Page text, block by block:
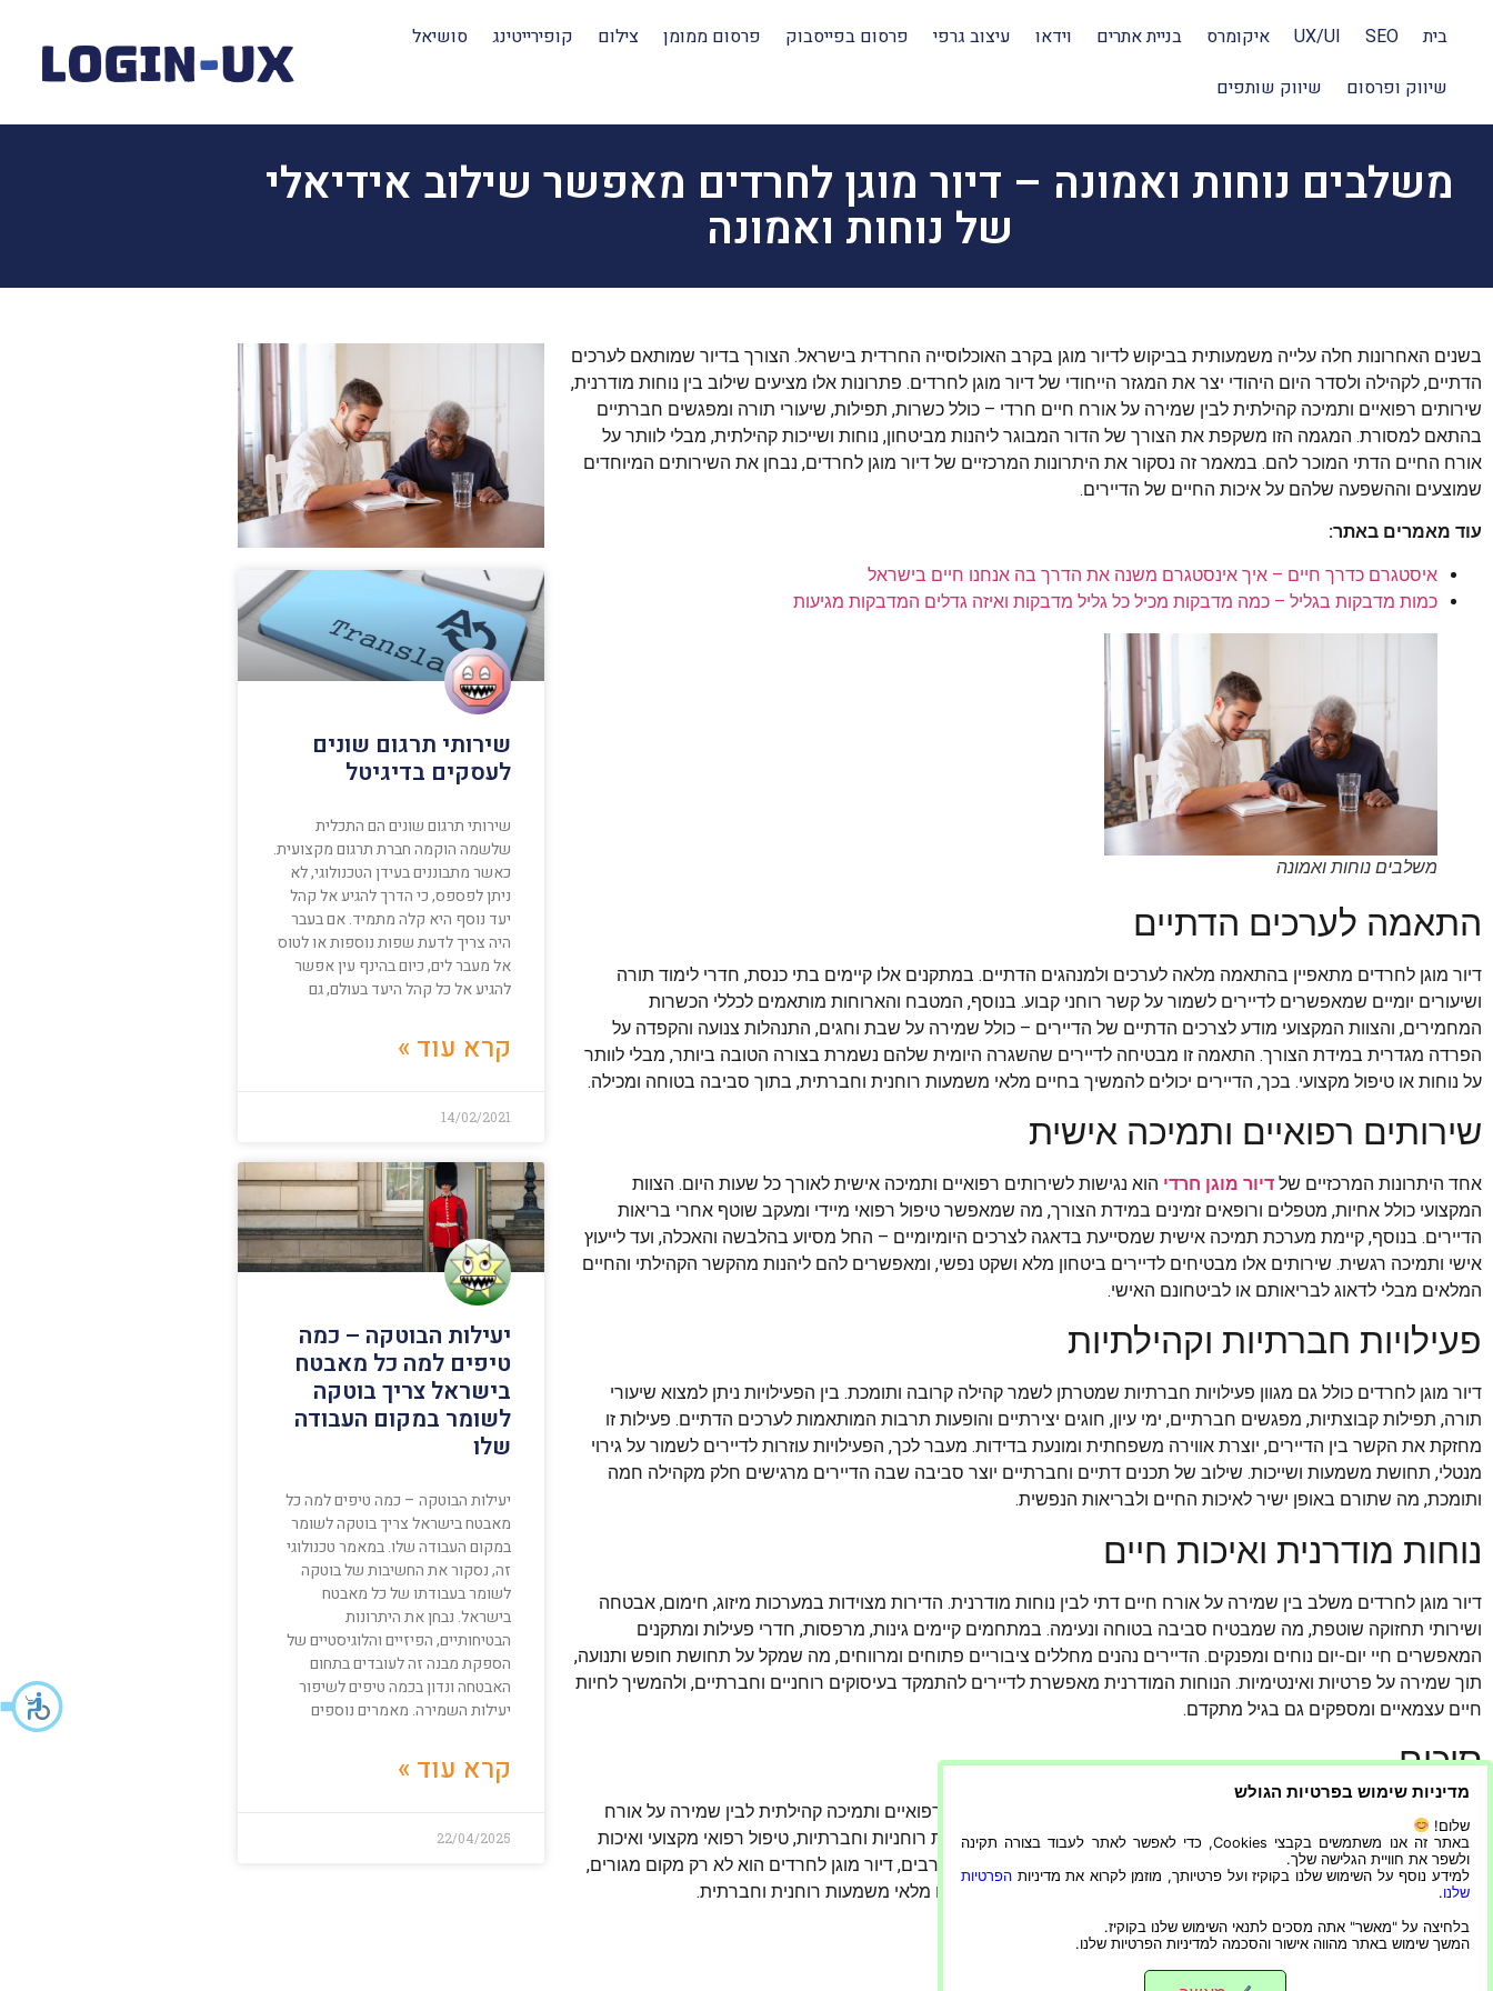
בית SEO
UX/UI איקומרס בניית אתרים וידאו עיצוב גרפי פרסום בפייסבוק פרסום ממומן צילום קופירייטינג
סושיאל
שיווק ופרסום
שיווק שותפים
משלבים נוחות ואמונה – דיור מוגן לחרדים מאפשר שילוב אידיאלי
של נוחות ואמונה
בשנים האחרונות חלה עלייה משמעותית בביקוש לדיור מוגן בקרב האוכלוסייה החרדית בישראל. הצורך בדיור שמותאם לערכים
הדתיים, לקהילה ולסדר היום היהודי יצר את המגזר הייחודי של דיור מוגן לחרדים. פתרונות אלו מציעים שילוב בין נוחות מודרנית,
שירותים רפואיים ותמיכה קהילתית לבין שמירה על אורח חיים חרדי – כולל כשרות, תפילות, שיעורי תורה ומפגשים חברתיים
בהתאם למסורת. המגמה הזו משקפת את הצורך של הדור המבוגר ליהנות מביטחון, נוחות ושייכות קהילתית, מבלי לוותר על
אורח החיים הדתי המוכר להם. במאמר זה נסקור את היתרונות המרכזיים של דיור מוגן לחרדים, נבחן את השירותים המיוחדים
שמוצעים וההשפעה שלהם על איכות החיים של הדיירים.
עוד מאמרים באתר:
איסטגרם כדרך חיים – איך אינסטגרם משנה את הדרך בה אנחנו חיים בישראל
כמות מדבקות בגליל – כמה מדבקות מכיל כל גליל מדבקות ואיזה גדלים המדבקות מגיעות
משלבים נוחות ואמונה
התאמה לערכים הדתיים
דיור מוגן לחרדים מתאפיין בהתאמה מלאה לערכים ולמנהגים הדתיים. במתקנים אלו קיימים בתי כנסת, חדרי לימוד תורה
ושיעורים יומיים שמאפשרים לדיירים לשמור על קשר רוחני קבוע. בנוסף, המטבח והארוחות מותאמים לכללי הכשרות
המחמירים, והצוות המקצועי מודע לצרכים הדתיים של הדיירים – כולל שמירה על שבת וחגים, התנהלות צנועה והקפדה על
הפרדה מגדרית במידת הצורך. התאמה זו מבטיחה לדיירים שהשגרה היומית שלהם נשמרת בצורה הטובה ביותר, מבלי לוותר
על נוחות או טיפול מקצועי. בכך, הדיירים יכולים להמשיך בחיים מלאי משמעות רוחנית וחברתית, בתוך סביבה בטוחה ומכילה.
שירותים רפואיים ותמיכה אישית
אחד היתרונות המרכזיים של דיור מוגן חרדי הוא נגישות לשירותים רפואיים ותמיכה אישית לאורך כל שעות היום. הצוות
המקצועי כולל אחיות, מטפלים ורופאים זמינים במידת הצורך, מה שמאפשר טיפול רפואי מיידי ומעקב שוטף אחרי בריאות
הדיירים. בנוסף, קיימת מערכת תמיכה אישית שמסייעת בדאגה לצרכים היומיומיים – החל מסיוע בהלבשה והאכלה, ועד לייעוץ
אישי ותמיכה רגשית. שירותים אלו מבטיחים לדיירים ביטחון מלא ושקט נפשי, ומאפשרים להם ליהנות מהקשר הקהילתי והחיים
המלאים מבלי לדאוג לבריאותם או לביטחונם האישי.
פעילויות חברתיות וקהילתיות
דיור מוגן לחרדים כולל גם מגוון פעילויות חברתיות שמטרתן לשמר קהילה קרובה ותומכת. בין הפעילויות ניתן למצוא שיעורי
תורה, תפילות קבוצתיות, מפגשים חברתיים, ימי עיון, חוגים יצירתיים והופעות תרבות המותאמות לערכים הדתיים. פעילות זו
מחזקת את הקשר בין הדיירים, יוצרת אווירה משפחתית ומונעת בדידות. מעבר לכך, הפעילויות עוזרות לדיירים לשמור על גירוי
מנטלי, תחושת משמעות ושייכות. שילוב של תכנים דתיים וחברתיים יוצר סביבה שבה הדיירים מרגישים חלק מקהילה חמה
ותומכת, מה שתורם באופן ישיר לאיכות החיים ולבריאות הנפשית.
נוחות מודרנית ואיכות חיים
דיור מוגן לחרדים משלב בין שמירה על אורח חיים דתי לבין נוחות מודרנית. הדירות מצוידות במערכות מיזוג, חימום, אבטחה
ושירותי תחזוקה שוטפת, מה שמבטיח סביבה בטוחה ונעימה. במתחמים קיימים גינות, מרפסות, חדרי פעילות ומתקנים
המאפשרים חיי יום-יום נוחים ומפנקים. הדיירים נהנים מחללים ציבוריים פתוחים ומרווחים, מה שמקל על תחושת חופש ותנועה,
תוך שמירה על פרטיות ואינטימיות. הנוחות המודרנית מאפשרת לדיירים להתמקד בעיסוקים רוחניים וחברתיים, ולהמשיך לחיות
חיים עצמאיים ומספקים גם בגיל מתקדם.
סיכום
דיור מוגן לחרדים מהווה פתרון אידיאלי לשילוב בין נוחות מודרנית, שירותים רפואיים ותמיכה קהילתית לבין שמירה על אורח
חיים דתי ומסורתי. הוא מאפשר לדיירים ליהנות מחיי קהילה תומכים, פעילויות רוחניות וחברתיות, טיפול רפואי מקצועי ואיכות
חיים גבוהה, תוך שמירה על הערכים הדתיים והמנהגים המוכרים להם. עבור רבים, דיור מוגן לחרדים הוא לא רק מקום מגורים,
אלא בית שני שבו ניתן לחיות בנוחות, ביטחון ושייכות, ולהמשיך ליהנות מחיים מלאי משמעות רוחנית וחברתית.
שירותי תרגום שונים
לעסקים בדיגיטל
שירותי תרגום שונים הם התכלית
שלשמה הוקמה חברת תרגום מקצועית.
כאשר מתבוננים בעידן הטכנולוגי, לא
ניתן לפספס, כי הדרך להגיע אל קהל
יעד נוסף היא קלה מתמיד. אם בעבר
היה צריך לדעת שפות נוספות או לטוס
אל מעבר לים, כיום בהינף עין אפשר
להגיע אל כל קהל היעד בעולם, גם
קרא עוד »
14/02/2021
יעילות הבוטקה – כמה
טיפים למה כל מאבטח
בישראל צריך בוטקה
לשומר במקום העבודה
שלו
יעילות הבוטקה – כמה טיפים למה כל
מאבטח בישראל צריך בוטקה לשומר
במקום העבודה שלו. במאמר טכנולוגי
זה, נסקור את החשיבות של בוטקה
לשומר בעבודתו של כל מאבטח
בישראל. נבחן את היתרונות
הבטיחותיים, הפיזיים והלוגיסטיים של
הספקת מבנה זה לעובדים בתחום
האבטחה ונדון בכמה טיפים לשיפור
יעילות השמירה. מאמרים נוספים
קרא עוד »
22/04/2025
מדיניות שימוש בפרטיות הגולש
שלום!
באתר זה אנו משתמשים בקבצי Cookies, כדי לאפשר לאתר לעבוד בצורה תקינה
ולשפר את חוויית הגלישה שלך.
למידע נוסף על השימוש שלנו בקוקיז ועל פרטיותך, מוזמן לקרוא את מדיניות הפרטיות
שלנו.
בלחיצה על "מאשר" אתה מסכים לתנאי השימוש שלנו בקוקיז.
המשך שימוש באתר מהווה אישור והסכמה למדיניות הפרטיות שלנו.